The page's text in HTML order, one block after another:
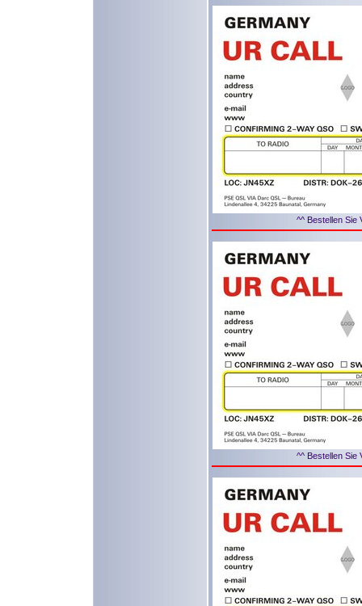
^^ Bestellen Sie
^^ Bestellen Sie